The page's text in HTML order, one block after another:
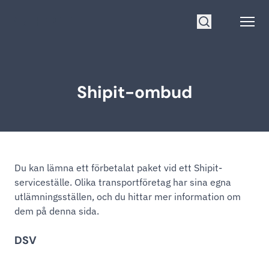
Shipit-ombud
Du kan lämna ett förbetalat paket vid ett Shipit-
serviceställe. Olika transportföretag har sina egna
utlämningsställen, och du hittar mer information om
dem på denna sida.
DSV